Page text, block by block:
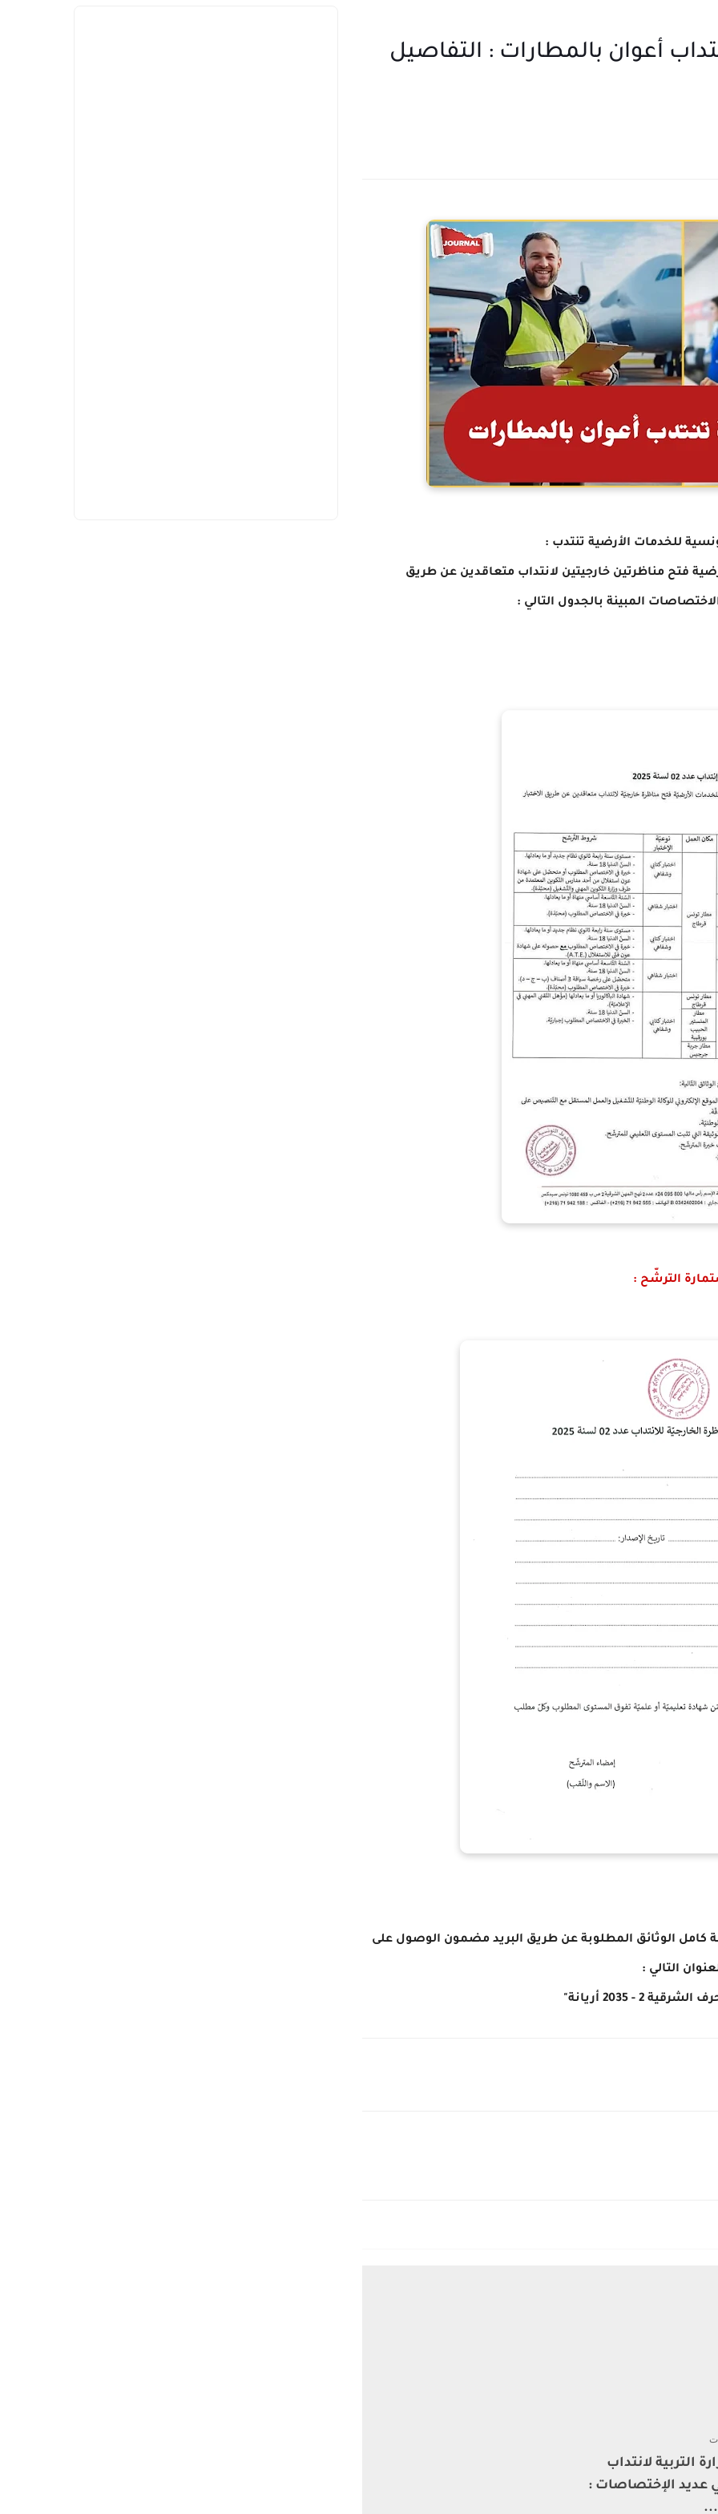
أعوان بالمطارات : التفاصيل
للخدمات الأرضية تنتدب :
فتح مناظرتين خارجيتين لانتداب متعاقدين عن طريق
المبينة بالجدول التالي :
الترشّح :
الوثائق المطلوبة عن طريق البريد مضمون الوصول على
التالي :
التربية لانتداب
عديد الإختصاصات :